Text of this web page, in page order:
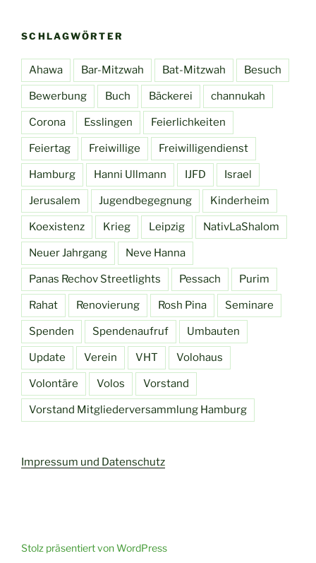
SCHLAGWÖRTER
Ahawa Bar-Mitzwah Bat-Mitzwah Besuch
Bewerbung Buch Bäckerei channukah
Corona Esslingen Feierlichkeiten
Feiertag Freiwillige Freiwilligendienst
Hamburg Hanni Ullmann IJFD Israel
Jerusalem Jugendbegegnung Kinderheim
Koexistenz Krieg Leipzig NativLaShalom
Neuer Jahrgang Neve Hanna
Panas Rechov Streetlights Pessach Purim
Rahat Renovierung Rosh Pina Seminare
Spenden Spendenaufruf Umbauten
Update Verein VHT Volohaus
Volontäre Volos Vorstand
Vorstand Mitgliederversammlung Hamburg
Impressum und Datenschutz
Stolz präsentiert von WordPress